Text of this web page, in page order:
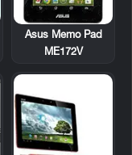
Asus Memo Pad
ME172V